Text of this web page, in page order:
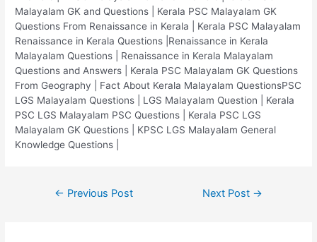
Malayalam GK and Questions | Kerala PSC Malayalam GK
Questions From Renaissance in Kerala | Kerala PSC Malayalam
Renaissance in Kerala Questions |Renaissance in Kerala
Malayalam Questions | Renaissance in Kerala Malayalam
Questions and Answers | Kerala PSC Malayalam GK Questions
From Geography | Fact About Kerala Malayalam QuestionsPSC
LGS Malayalam Questions | LGS Malayalam Question | Kerala
PSC LGS Malayalam PSC Questions | Kerala PSC LGS
Malayalam GK Questions | KPSC LGS Malayalam General
Knowledge Questions |
← Previous Post Next Post →